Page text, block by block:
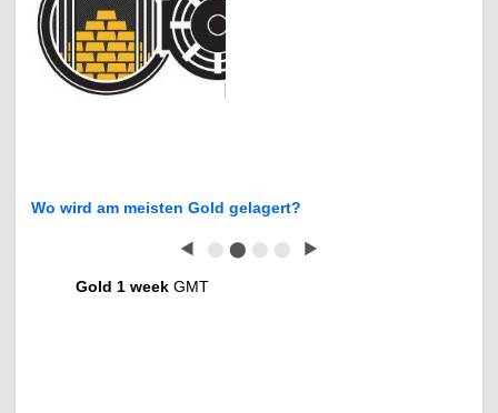
Wo wird am meisten Gold gelagert?
◀ ⬤ ⬤ ⬤ ⬤ ▶
Gold 1 week GMT